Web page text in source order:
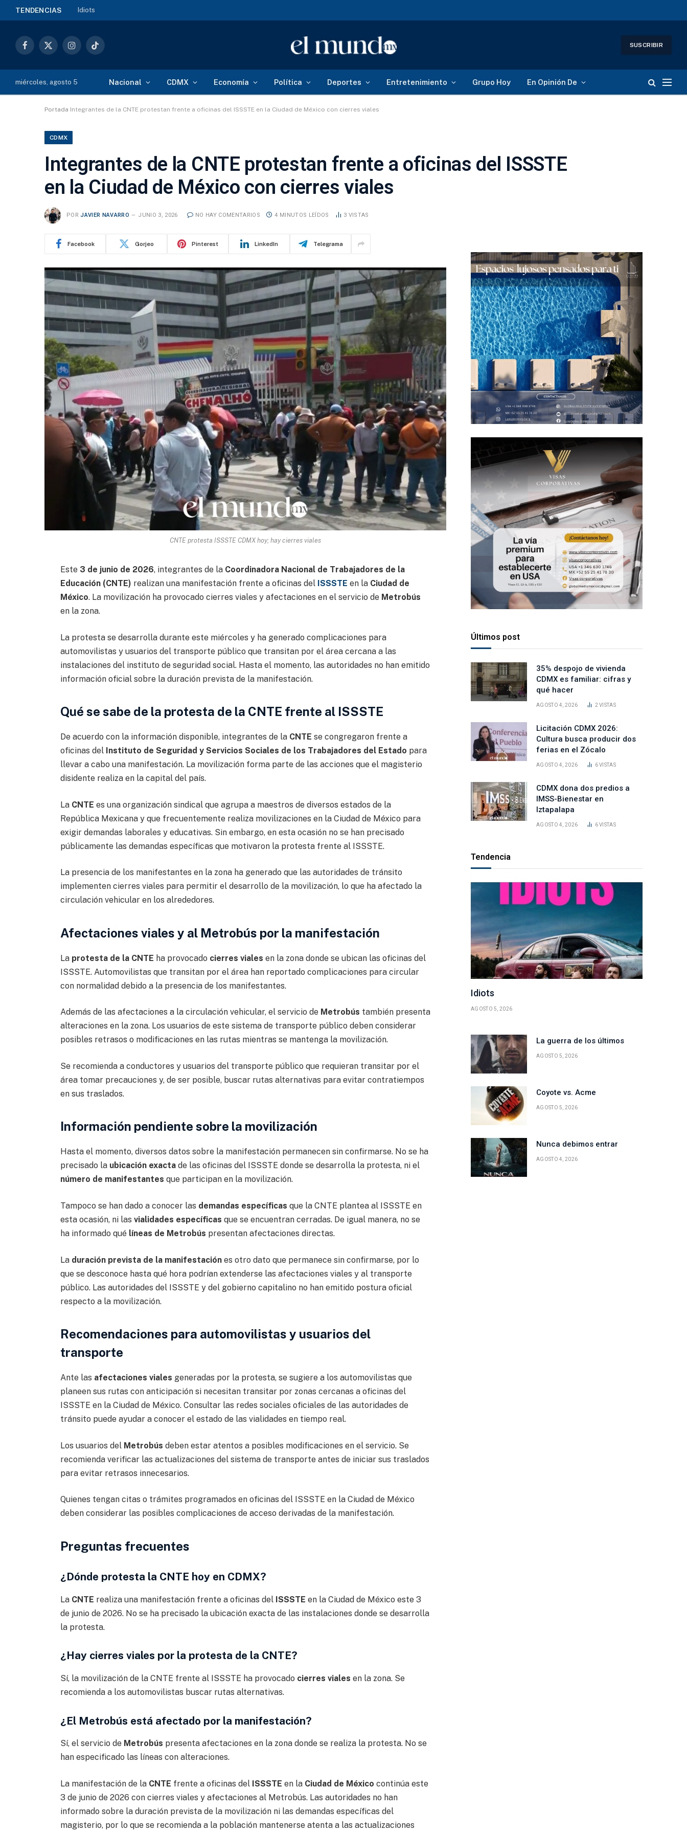
TENDENCIAS Idiots
Facebook
X
InstagramTikTok
SUSCRIBIR
miércoles, agosto 5 Nacional CDMX Economía Política Deportes Entretenimiento Grupo Hoy En Opinión De
Portada Integrantes de la CNTE protestan frente a oficinas del ISSSTE en la Ciudad de México con cierres viales
CDMX
Integrantes de la CNTE protestan frente a oficinas del ISSSTE
en la Ciudad de México con cierres viales
POR JAVIER NAVARRO JUNIO 3, 2026 NO HAY COMENTARIOS 4 MINUTOS LEÍDOS 3 VISTAS
Facebook Gorjeo Pinterest LinkedIn Telegrama
CNTE protesta ISSSTE CDMX hoy; hay cierres viales
Este 3 de junio de 2026, integrantes de la Coordinadora Nacional de Trabajadores de la
Educación (CNTE) realizan una manifestación frente a oficinas del ISSSTE en la Ciudad de
México. La movilización ha provocado cierres viales y afectaciones en el servicio de Metrobús
en la zona.
La protesta se desarrolla durante este miércoles y ha generado complicaciones para
automovilistas y usuarios del transporte público que transitan por el área cercana a las
instalaciones del instituto de seguridad social. Hasta el momento, las autoridades no han emitido
información oficial sobre la duración prevista de la manifestación.
Qué se sabe de la protesta de la CNTE frente al ISSSTE
De acuerdo con la información disponible, integrantes de la CNTE se congregaron frente a
oficinas del Instituto de Seguridad y Servicios Sociales de los Trabajadores del Estado para
llevar a cabo una manifestación. La movilización forma parte de las acciones que el magisterio
disidente realiza en la capital del país.
La CNTE es una organización sindical que agrupa a maestros de diversos estados de la
República Mexicana y que frecuentemente realiza movilizaciones en la Ciudad de México para
exigir demandas laborales y educativas. Sin embargo, en esta ocasión no se han precisado
públicamente las demandas específicas que motivaron la protesta frente al ISSSTE.
La presencia de los manifestantes en la zona ha generado que las autoridades de tránsito
implementen cierres viales para permitir el desarrollo de la movilización, lo que ha afectado la
circulación vehicular en los alrededores.
Afectaciones viales y al Metrobús por la manifestación
La protesta de la CNTE ha provocado cierres viales en la zona donde se ubican las oficinas del
ISSSTE. Automovilistas que transitan por el área han reportado complicaciones para circular
con normalidad debido a la presencia de los manifestantes.
Además de las afectaciones a la circulación vehicular, el servicio de Metrobús también presenta
alteraciones en la zona. Los usuarios de este sistema de transporte público deben considerar
posibles retrasos o modificaciones en las rutas mientras se mantenga la movilización.
Se recomienda a conductores y usuarios del transporte público que requieran transitar por el
área tomar precauciones y, de ser posible, buscar rutas alternativas para evitar contratiempos
en sus traslados.
Información pendiente sobre la movilización
Hasta el momento, diversos datos sobre la manifestación permanecen sin confirmarse. No se ha
precisado la ubicación exactade las oficinas del ISSSTE donde se desarrolla la protesta, ni el
número de manifestantes que participan en la movilización.
Tampoco se han dado a conocer las demandas específicas que la CNTE plantea al ISSSTE en
esta ocasión, ni las vialidades específicas que se encuentran cerradas. De igual manera, no se
ha informado qué líneas de Metrobús presentan afectaciones directas.
La duración prevista de la manifestaciónes otro dato que permanece sin confirmarse, por lo
que se desconoce hasta qué hora podrían extenderse las afectaciones viales y al transporte
público. Las autoridades del ISSSTE y del gobierno capitalino no han emitido postura oficial
respecto a la movilización.
Recomendaciones para automovilistas y usuarios del
transporte
Ante las afectaciones viales generadas por la protesta, se sugiere a los automovilistas que
planeen sus rutas con anticipación si necesitan transitar por zonas cercanas a oficinas del
ISSSTE en la Ciudad de México. Consultar las redes sociales oficiales de las autoridades de
tránsito puede ayudar a conocer el estado de las vialidades en tiempo real.
Los usuarios del Metrobús deben estar atentos a posibles modificaciones en el servicio. Se
recomienda verificar las actualizaciones del sistema de transporte antes de iniciar sus traslados
para evitar retrasos innecesarios.
Quienes tengan citas o trámites programados en oficinas del ISSSTE en la Ciudad de México
deben considerar las posibles complicaciones de acceso derivadas de la manifestación.
Preguntas frecuentes
¿Dónde protesta la CNTE hoy en CDMX?
La CNTE realiza una manifestación frente a oficinas del ISSSTE en la Ciudad de México este 3
de junio de 2026. No se ha precisado la ubicación exacta de las instalaciones donde se desarrolla
la protesta.
¿Hay cierres viales por la protesta de la CNTE?
Sí, la movilización de la CNTE frente al ISSSTE ha provocado cierres viales en la zona. Se
recomienda a los automovilistas buscar rutas alternativas.
¿El Metrobús está afectado por la manifestación?
Sí, el servicio de Metrobús presenta afectaciones en la zona donde se realiza la protesta. No se
han especificado las líneas con alteraciones.
La manifestación de la CNTE frente a oficinas del ISSSTE en la Ciudad de México continúa este
3 de junio de 2026 con cierres viales y afectaciones al Metrobús. Las autoridades no han
informado sobre la duración prevista de la movilización ni las demandas específicas del
magisterio, por lo que se recomienda a la población mantenerse atenta a las actualizaciones
Últimos post
35% despojo de vivienda
CDMX es familiar: cifras y
qué hacer
AGOSTO 4, 2026 2VISTAS
Licitación CDMX 2026:
Cultura busca producir dos
ferias en el Zócalo
AGOSTO 4, 2026 6VISTAS
CDMX dona dos predios a
IMSS-Bienestar en
Iztapalapa
AGOSTO 4, 2026 6VISTAS
Tendencia
Idiots
AGOSTO 5, 2026
La guerra de los últimos
AGOSTO 5, 2026
Coyote vs. Acme
AGOSTO 5, 2026
Nunca debimos entrar
AGOSTO 4, 2026